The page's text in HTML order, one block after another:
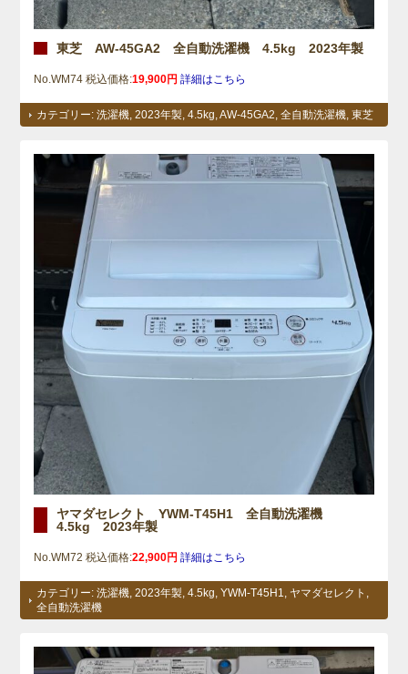
東芝 AW-45GA2 全自動洗濯機 4.5kg 2023年製
No.WM74 税込価格:19,900円 詳細はこちら
カテゴリー:洗濯機,2023年製,4.5kg,AW-45GA2,全自動洗濯機,東芝
ヤマダセレクト YWM-T45H1 全自動洗濯機
4.5kg 2023年製
No.WM72 税込価格:22,900円 詳細はこちら
カテゴリー:洗濯機 ,2023年製 ,4.5kg ,YWM-T45H1 ヤマダセレクト
全自動洗濯機